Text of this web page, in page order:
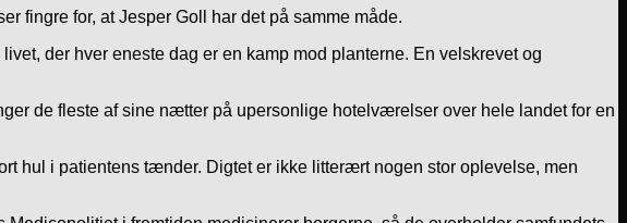
fingre for, at Jesper Goll har det på samme måde.
der hver eneste dag er en kamp mod planterne. En velskrevet og
de fleste af sine nætter på upersonlige hotelværelser over hele landet for en
hul i patientens tænder. Digtet er ikke litterært nogen stor oplevelse, men